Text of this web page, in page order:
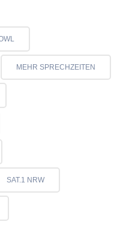
MEHR SPRECHZEITEN
SAT.1 NRW